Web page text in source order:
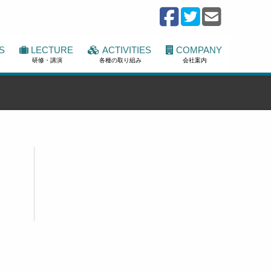
LECTURE
研修・講演
ACTIVITIES
各種の取り組み
COMPANY
会社案内